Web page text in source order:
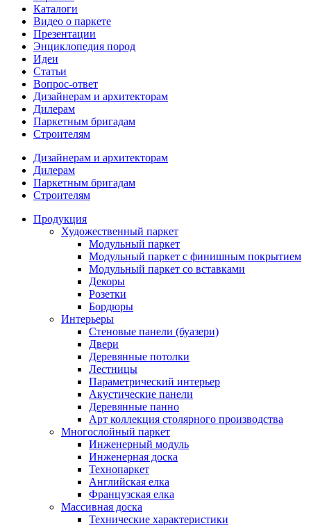
Каталоги
Видео о паркете
Презентации
Энциклопедия пород
Идеи
Статьи
Вопрос-ответ
Дизайнерам и архитекторам
Дилерам
Паркетным бригадам
Строителям
Дизайнерам и архитекторам
Дилерам
Паркетным бригадам
Строителям
Продукция
Художественный паркет
Модульный паркет
Модульный паркет с финишным покрытием
Модульный паркет со вставками
Декоры
Розетки
Бордюры
Интерьеры
Стеновые панели (буазери)
Двери
Деревянные потолки
Лестницы
Параметрический интерьер
Акустические панели
Деревянные панно
Арт коллекция столярного производства
Многослойный паркет
Инженерный модуль
Инженерная доска
Технопаркет
Английская елка
Французская елка
Массивная доска
Технические характеристики